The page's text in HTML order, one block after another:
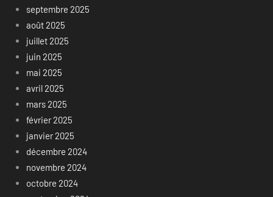
septembre 2025
août 2025
juillet 2025
juin 2025
mai 2025
avril 2025
mars 2025
février 2025
janvier 2025
décembre 2024
novembre 2024
octobre 2024